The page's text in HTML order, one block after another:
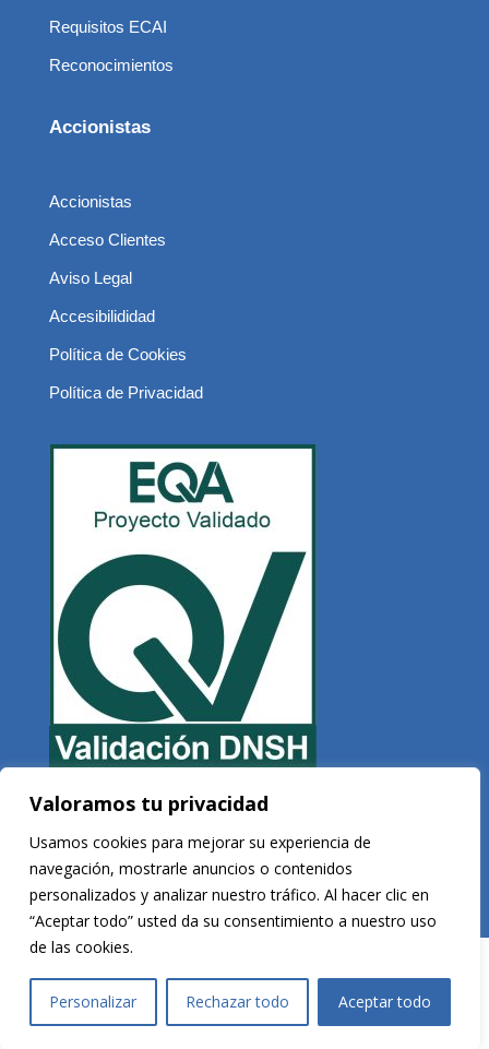
Valoramos tu privacidad
Usamos cookies para mejorar su experiencia de
navegación, mostrarle anuncios o contenidos
personalizados y analizar nuestro tráfico. Al hacer clic en
“Aceptar todo” usted da su consentimiento a nuestro uso
de las cookies.
Personalizar Rechazar todo Aceptar todo
Requisitos ECAI
Reconocimientos
Accionistas
Accionistas
Acceso Clientes
Aviso Legal
Accesibilididad
Política de Cookies
Política de Privacidad
Desarrollado por Vega Consultores